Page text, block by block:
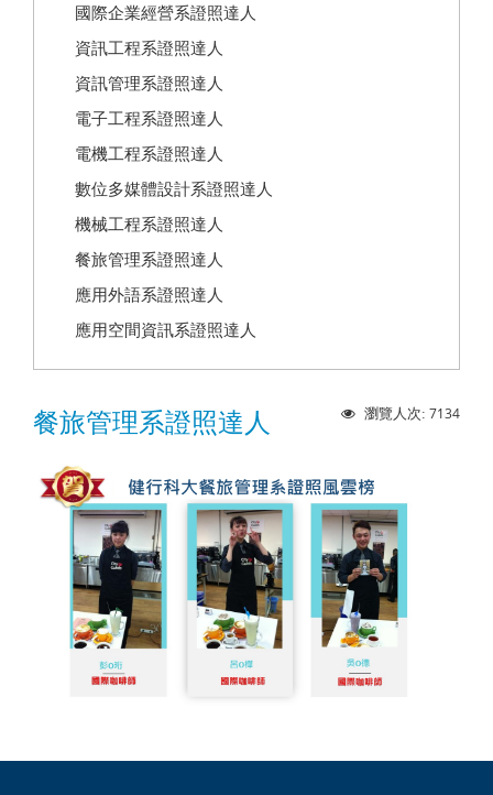
國際企業經營系證照達人
資訊工程系證照達人
資訊管理系證照達人
電子工程系證照達人
電機工程系證照達人
數位多媒體設計系證照達人
機械工程系證照達人
餐旅管理系證照達人
應用外語系證照達人
應用空間資訊系證照達人
瀏覽人次: 7134
餐旅管理系證照達人